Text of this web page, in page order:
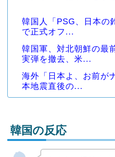
韓国人「PSG、日本の
で正式オフ...
韓国軍、対北朝鮮の最
実弾を撤去、米...
海外「日本よ、お前が
本地震直後の...
韓国の反応